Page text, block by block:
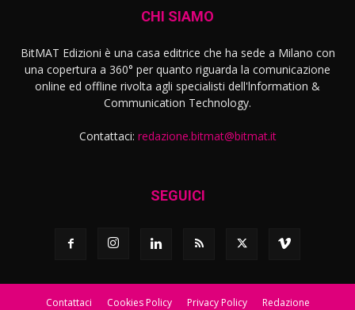
CHI SIAMO
BitMAT Edizioni è una casa editrice che ha sede a Milano con
una copertura a 360° per quanto riguarda la comunicazione
online ed offline rivolta agli specialisti dell'lnformation &
Communication Technology.
Contattaci: redazione.bitmat@bitmat.it
SEGUICI
Contattaci Cookies Policy Privacy Policy Redazione